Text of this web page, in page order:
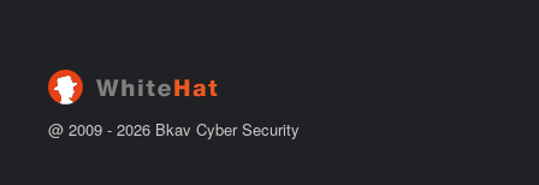
u
@ 2009 - 2026 Bkav Cyber Security